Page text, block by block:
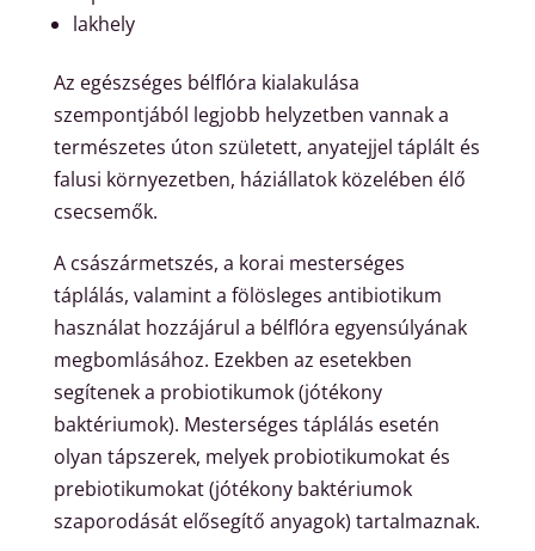
lakhely
Az egészséges bélflóra kialakulása
szempontjából legjobb helyzetben vannak a
természetes úton született, anyatejjel táplált és
falusi környezetben, háziállatok közelében élő
csecsemők.
A császármetszés, a korai mesterséges
táplálás, valamint a fölösleges antibiotikum
használat hozzájárul a bélflóra egyensúlyának
megbomlásához. Ezekben az esetekben
segítenek a probiotikumok (jótékony
baktériumok). Mesterséges táplálás esetén
olyan tápszerek, melyek probiotikumokat és
prebiotikumokat (jótékony baktériumok
szaporodását elősegítő anyagok) tartalmaznak.